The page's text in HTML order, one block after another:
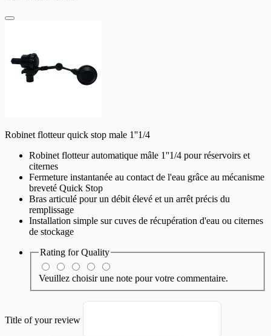
Robinet flotteur quick stop male 1''1/4
Robinet flotteur automatique mâle 1''1/4 pour réservoirs et
citernes
Fermeture instantanée au contact de l'eau grâce au mécanisme
breveté Quick Stop
Bras articulé pour un débit élevé et un arrêt précis du
remplissage
Installation simple sur cuves de récupération d'eau ou citernes
de stockage
Rating forQuality
Veuillez choisir une note pour votre commentaire.
Title of your review